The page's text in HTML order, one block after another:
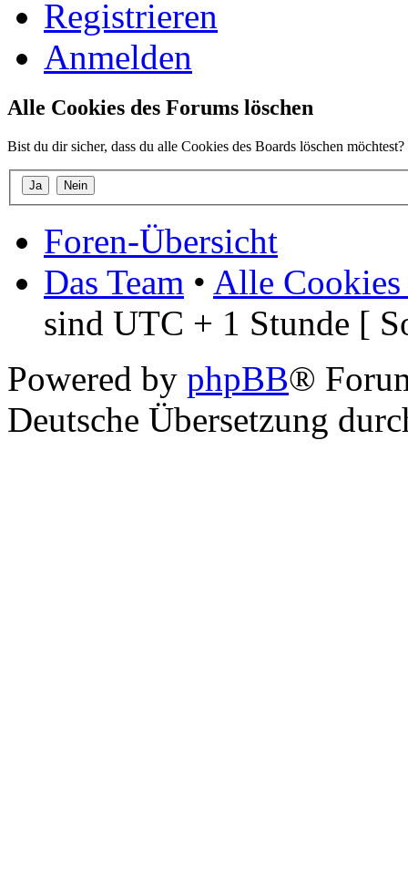
Registrieren
Anmelden
Alle Cookies des Forums löschen
Bist du dir sicher, dass du alle Cookies des Boards löschen möchtest?
Foren-Übersicht
Das Team • Alle Cookies
sind UTC + 1 Stunde [
Powered by phpBB®
Deutsche Übersetzung